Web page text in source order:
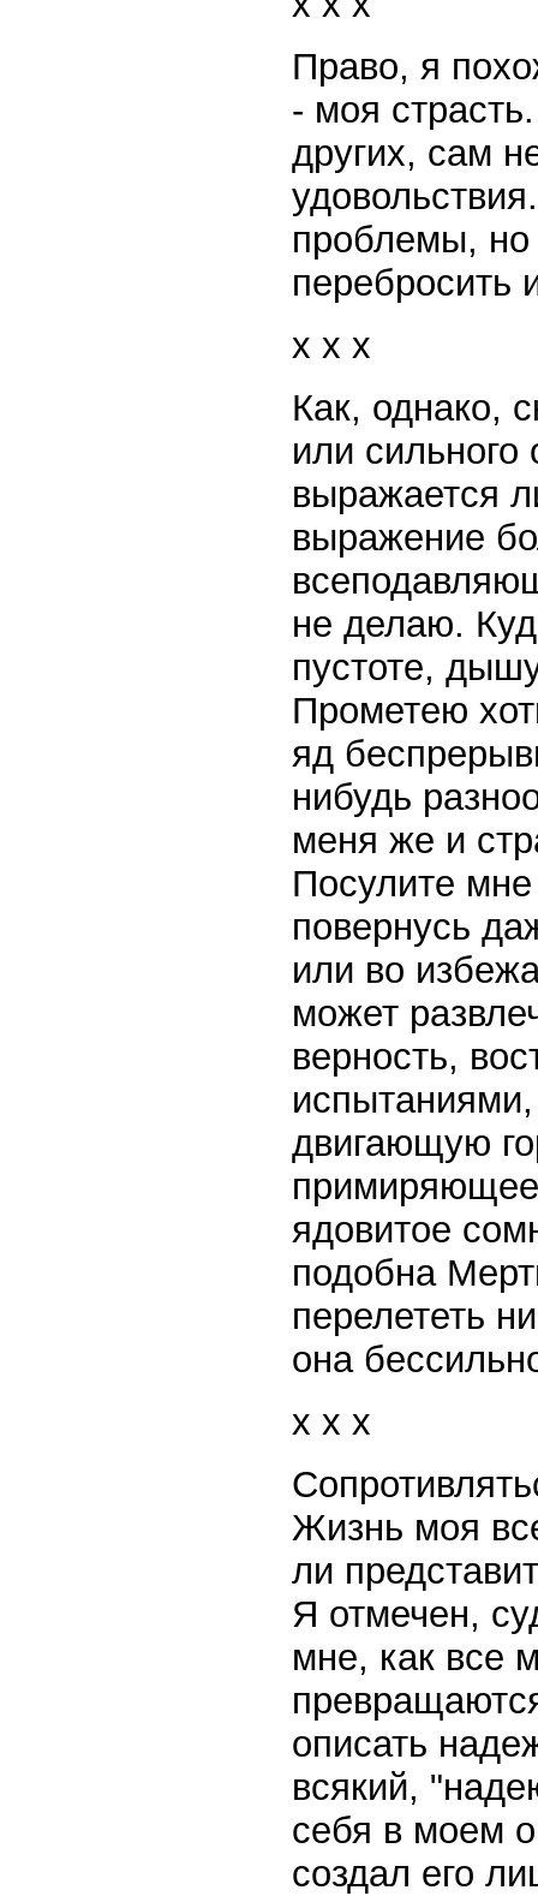
Право, я
- моя
других, сам
проблемы, но
перебросить
x x x
Как, однако,
или
выражается
выражение
не делаю.
пустоте,
Прометею
яд
нибудь
меня же и
Посулите
повернусь
или во
может
верность,
двигающую
ядовитое
подобна
перелететь
она
x x x
Жизнь моя
ли
Я отмечен,
мне, как все
описать
всякий,
себя в моем
создал его